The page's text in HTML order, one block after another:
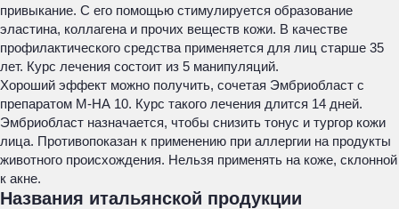
привыкание. С его помощью стимулируется образование
эластина, коллагена и прочих веществ кожи. В качестве
профилактического средства применяется для лиц старше 35
лет. Курс лечения состоит из 5 манипуляций.
Хороший эффект можно получить, сочетая Эмбриобласт с
препаратом М-НА 10. Курс такого лечения длится 14 дней.
Эмбриобласт назначается, чтобы снизить тонус и тургор кожи
лица. Противопоказан к применению при аллергии на продукты
животного происхождения. Нельзя применять на коже, склонной
к акне.
Названия итальянской продукции